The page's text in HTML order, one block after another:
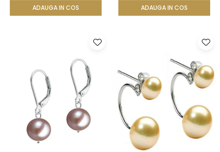
ADAUGA IN COS ADAUGA IN COS